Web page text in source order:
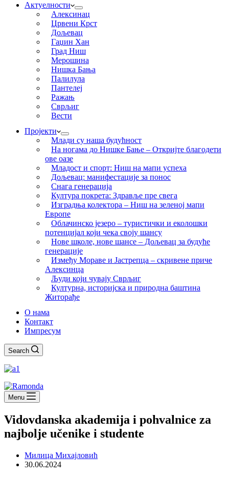
Актуелности
Алексинац
Црвени Крст
Дољевац
Гаџин Хан
Град Ниш
Мерошина
Нишка Бања
Палилула
Пантелеј
Ражањ
Сврљиг
Вести
Пројекти
Млади су наша будућност
На ногама до Нишке Бање – Откријте благодети
ове оазе
Младост и спорт: Ниш на мапи успеха
Дољевац: манифестације за понос
Снага генерација
Култура покрета: Здравље пре свега
Изградња колектора – Ниш на зеленој мапи
Европе
Облачинско језеро – туристички и еколошки
потенцијал који чека своју шансу
Нове школе, нове шансе – Дољевац за будуће
генерације
Између Мораве и Јастрепца – скривене приче
Алексинца
Људи који чувају Сврљиг
Културна, историјска и природна баштина
Житорађе
О нама
Контакт
Импресум
Search
Menu
Vidovdanska akademija i pohvalnice za
najbolje učenike i studente
Милица Михајловић
30.06.2024